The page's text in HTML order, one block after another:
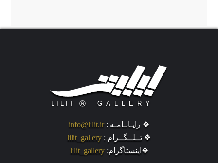
❖ رایـانـامـه : info@lilit.ir
❖ تــلــگــرام : lilit_gallery
❖اینستاگرام: lilit_gallery